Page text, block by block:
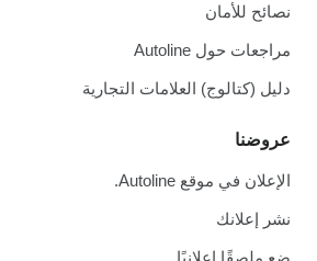
نصائح للأمان
مراجعات حول Autoline
دليل (كتالوج) العلامات التجارية
عروضنا
الإعلان في موقع Autoline.
نشر إعلانك
ضع ملصقًا إعلانيًا